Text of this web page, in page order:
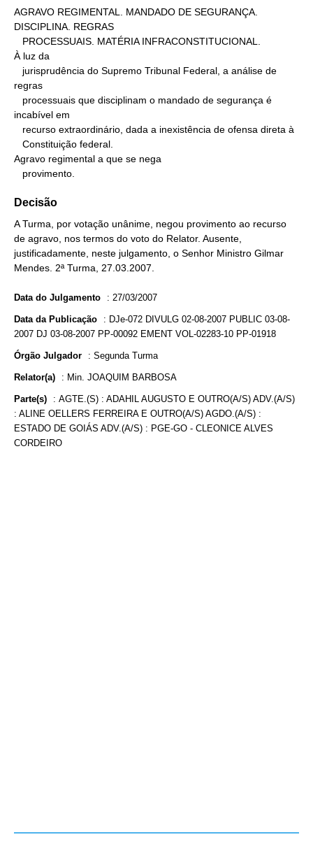
AGRAVO REGIMENTAL. MANDADO DE SEGURANÇA.
DISCIPLINA. REGRAS
À luz da
regras
incabível em
Agravo regimental a que se nega
   provimento.
Decisão
A Turma, por votação unânime, negou provimento ao recurso
de agravo, nos termos do voto do Relator. Ausente,
justificadamente, neste julgamento, o Senhor Ministro Gilmar
Mendes. 2ª Turma, 27.03.2007.
Data do Julgamento : 27/03/2007
Data da Publicação : DJe-072 DIVULG 02-08-2007 PUBLIC 03-08-
2007 DJ 03-08-2007 PP-00092 EMENT VOL-02283-10 PP-01918
Órgão Julgador : Segunda Turma
Relator(a) : Min. JOAQUIM BARBOSA
Parte(s) : AGTE.(S) : ADAHIL AUGUSTO E OUTRO(A/S) ADV.(A/S)
: ALINE OELLERS FERREIRA E OUTRO(A/S) AGDO.(A/S) :
ESTADO DE GOIÁS ADV.(A/S) : PGE-GO - CLEONICE ALVES
CORDEIRO